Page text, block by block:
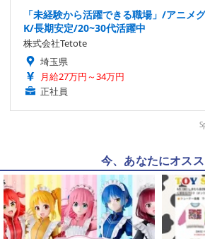
「未経験から活躍できる職場」/アニメ
K/長期安定/20~30代活躍中
株式会社Tetote
埼玉県
月給27万円～34万円
正社員
今、あなたにオス